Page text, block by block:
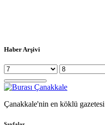
Haber Arşivi
Çanakkale'nin en köklü gazetesi